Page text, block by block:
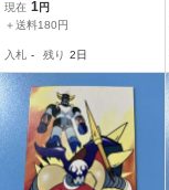
菓子屋ミニカード 丸昌2
現在 1円
＋送料180円
入札 - 残り 2日